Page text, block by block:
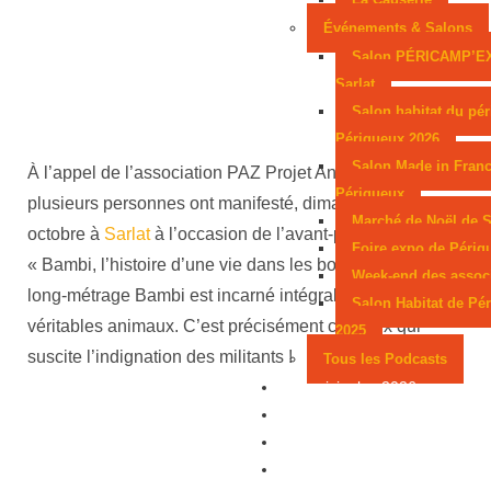
Événements & Salons
Salon
Sarlat
Salon habitat du
Périgueux 2026
Salon Made in
Périgueux
Marché de Noël de
Foire expo de
Week-end des
Salon Habitat de
2025
Tous les Podcasts
Municipales 2026
À l’appel de l’association PAZ Projet Animaux Zoopolis,
plusieurs personnes ont manifesté, dimanche 13
octobre à Sarlatà l’occasion de l’avant-première de
« Bambi, l’histoire d’une vie dans les bois ». Dans ce
long-métrage Bambi est incarné intégralement par de
véritables animaux. C’est précisément ce choix qui
suscite l’indignation des militants !